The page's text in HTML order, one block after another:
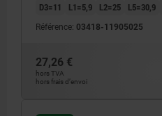
D3=11
L1=5,9 L2=25 L5=30,9
Référence: 03418-11905025
27,26 €
hors TVA
hors frais d’envoi